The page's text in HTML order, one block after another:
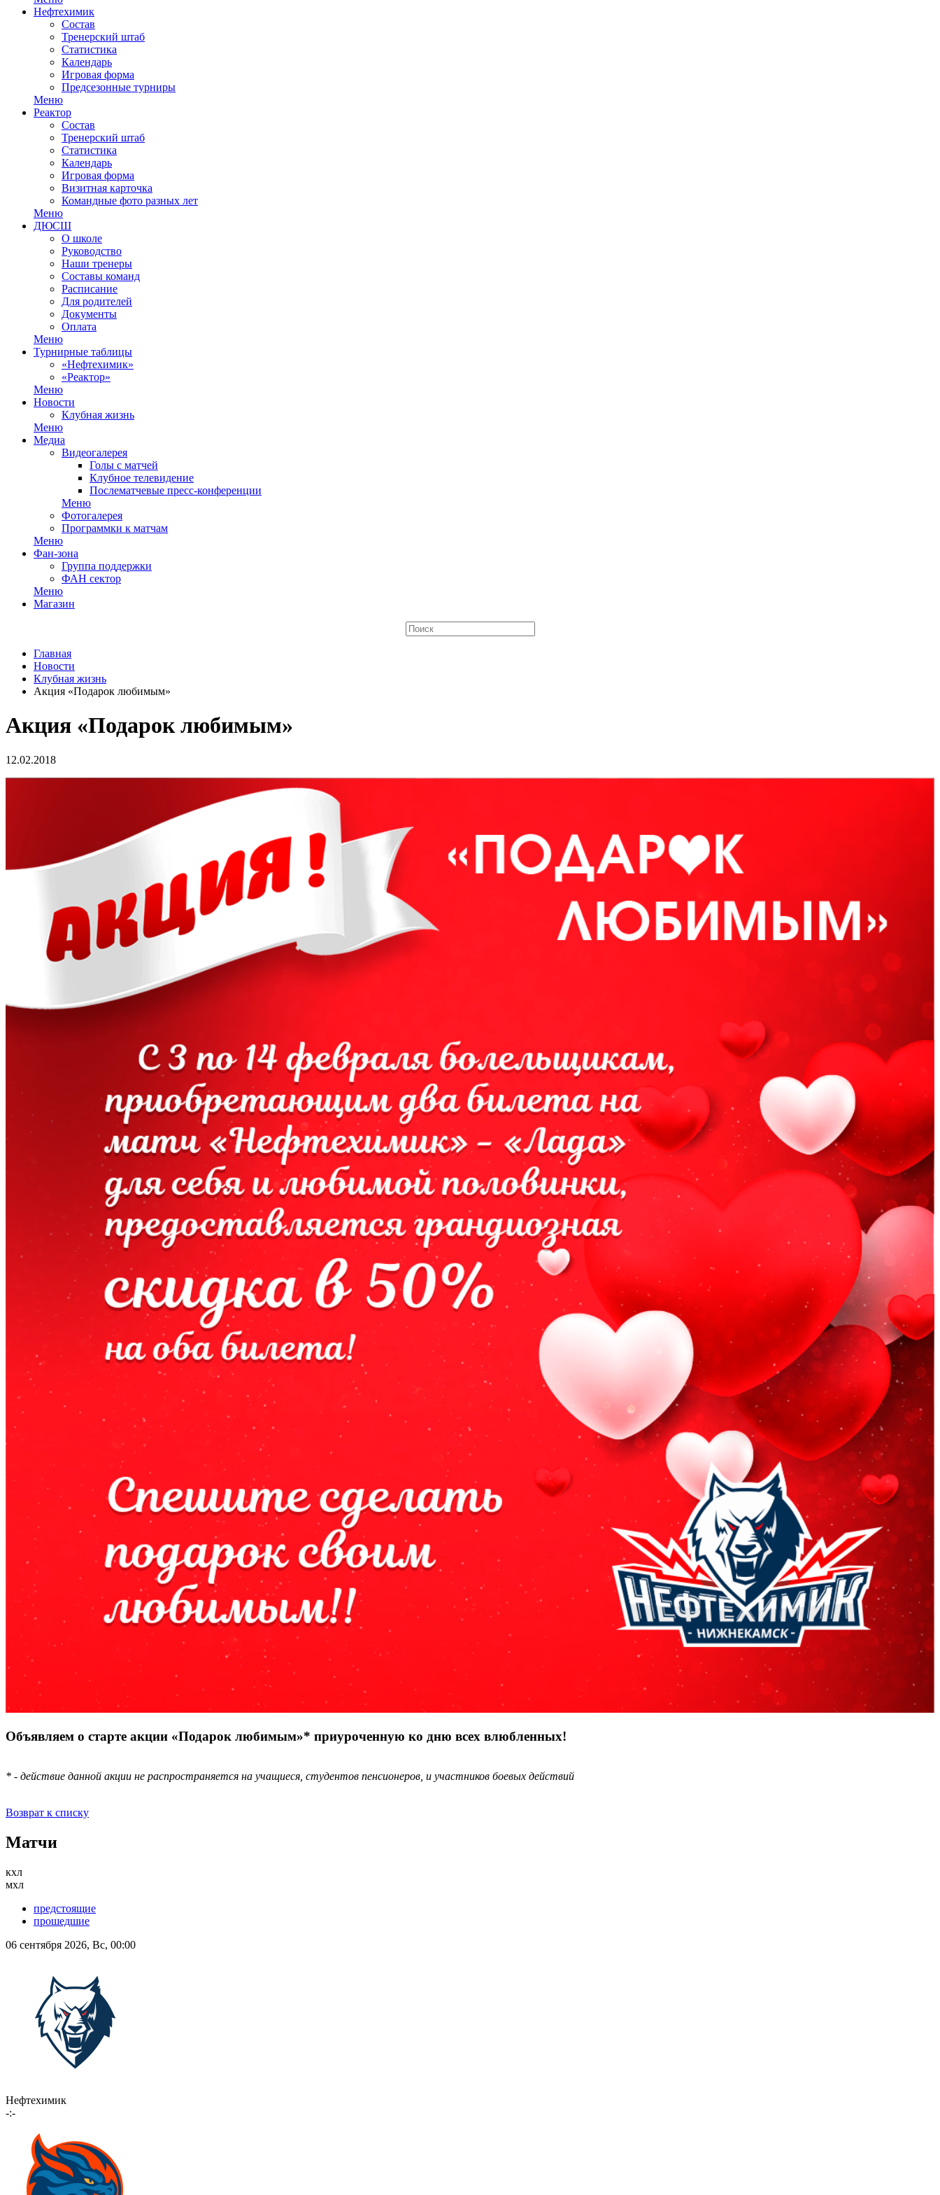
Нефтехимик
Состав
Тренерский штаб
Статистика
Календарь
Игровая форма
Предсезонные турниры
Меню
Реактор
Состав
Тренерский штаб
Статистика
Календарь
Игровая форма
Визитная карточка
Командные фото разных лет
Меню
ДЮСШ
О школе
Руководство
Наши тренеры
Составы команд
Расписание
Для родителей
Документы
Оплата
Меню
Турнирные таблицы
«Нефтехимик»
«Реактор»
Меню
Новости
Клубная жизнь
Меню
Медиа
Видеогалерея
Голы с матчей
Клубное телевидение
Послематчевые пресс-конференции
Меню
Фотогалерея
Программки к матчам
Меню
Фан-зона
Группа поддержки
ФАН сектор
Меню
Магазин
Главная
Новости
Клубная жизнь
Акция «Подарок любимым»
Акция «Подарок любимым»
12.02.2018
Объявляем о старте акции «Подарок любимым»* приуроченную ко дню всех влюбленных!
* - действие данной акции не распространяется на учащиеся, студентов пенсионеров, и участников боевых действий
Возврат к списку
Матчи
кхл
мхл
предстоящие
прошедшие
06 сентября 2026, Вс, 00:00
Нефтехимик
-:-